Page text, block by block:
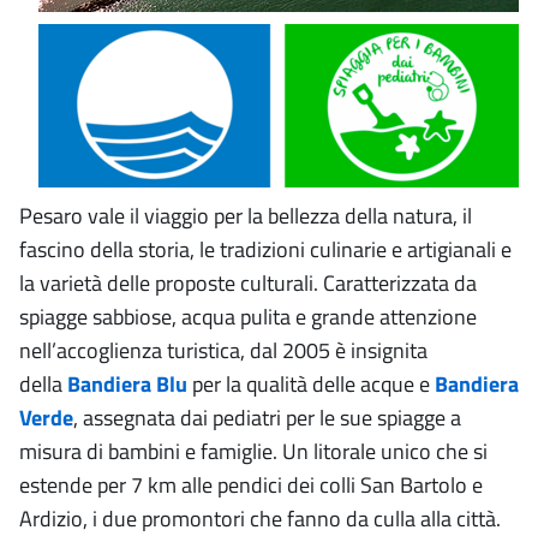
Pesaro vale il viaggio per la bellezza della natura, il
fascino della storia, le tradizioni culinarie e artigianali e
la varietà delle proposte culturali. Caratterizzata da
spiagge sabbiose, acqua pulita e grande attenzione
nell’accoglienza turistica, dal 2005 è insignita
dellaBandiera Blu per la qualità delle acque eBandiera
Verde, assegnata dai pediatri per le sue spiagge a
misura di bambini e famiglie. Un litorale unico che si
estende per 7 km alle pendici dei colli San Bartolo e
Ardizio, i due promontori che fanno da culla alla città.